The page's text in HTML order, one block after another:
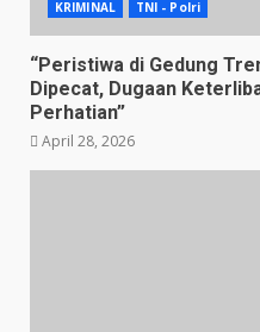
KRIMINAL TNI - Polri
“Peristiwa di Gedung
Dipecat, Dugaan
Perhatian”
April 28, 2026